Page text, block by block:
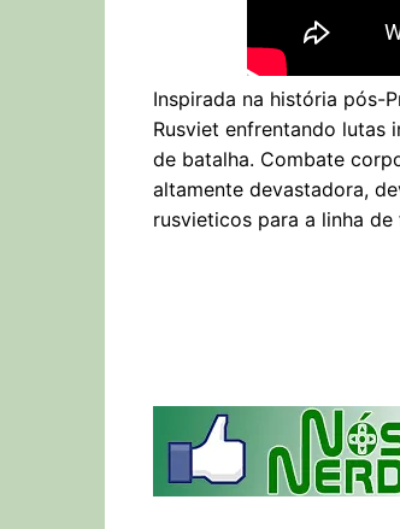
Inspirada na história pós-
Rusviet enfrentando lutas
de batalha. Combate
altamente devastadora,
rusvieticos para a linha de